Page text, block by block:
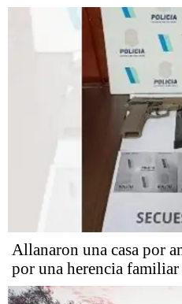
Allanaron una casa por
por una herencia familiar